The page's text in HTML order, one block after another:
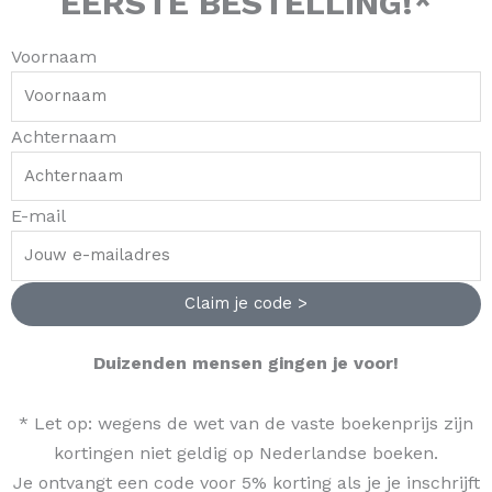
Voornaam
Achternaam
E-mail
Claim je code >
Duizenden mensen gingen je voor!
* Let op: wegens de wet van de vaste boekenprijs zijn
kortingen niet geldig op Nederlandse boeken.
Je ontvangt een code voor 5% korting als je je inschrijft